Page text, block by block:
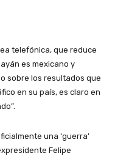
telefónica, que reduce
es mexicano y
sobre los resultados que
en su país, es claro en
una ‘guerra’
Felipe